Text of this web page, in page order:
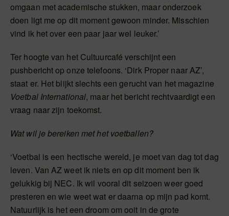
omgaan met academische stukken, maar onderzoek
doen ligt me op dit moment gewoon minder. Misschien
vind ik het over een paar jaar wel leuker.’
Ter hoogte van het Cultuurcafé verschijnt een
pushbericht op onze telefoons. ‘Dirk Proper naar AZ’,
staat er. Het blijkt slechts een gerucht van het magazine
Voetbal International, maar het bericht rechtvaardigt een
vraag naar zijn toekomst.
Wat wil je bereiken met het voetballen?
‘Voetbal is een hectische wereld, je moet van dag tot dag
leven. Van AZ weet ik niets en op dit moment ben ik
gelukkig bij NEC. Ik wil vooral dit seizoen weer goed
presteren en wie weet wat er daarna op mijn pad komt.
Natuurlijk is het een droom om ooit in de grote